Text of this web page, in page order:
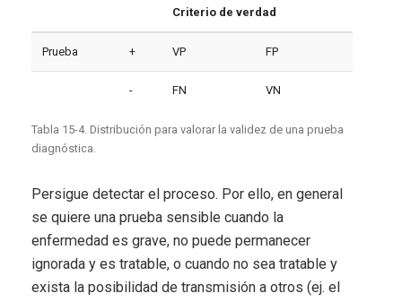
Tabla 15-4. Distribución para valorar la validez de una prueba
diagnóstica.
Criterio de verdad
Prueba + VP FP
- FN VN
Persigue detectar el proceso. Por ello, en general
se quiere una prueba sensible cuando la
enfermedad es grave, no puede permanecer
ignorada y es tratable, o cuando no sea tratable y
exista la posibilidad de transmisión a otros (ej. el